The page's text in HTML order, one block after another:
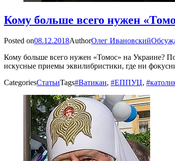
Кому больше всего нужен
Posted on08.12.2018AuthorОлег Ивановский
Кому больше всего нужен «Томос» на Украине?
искусные приемы эквилибристики, где ни
CategoriesСтатьиTags#Ватикан, #ЕППУЦ,